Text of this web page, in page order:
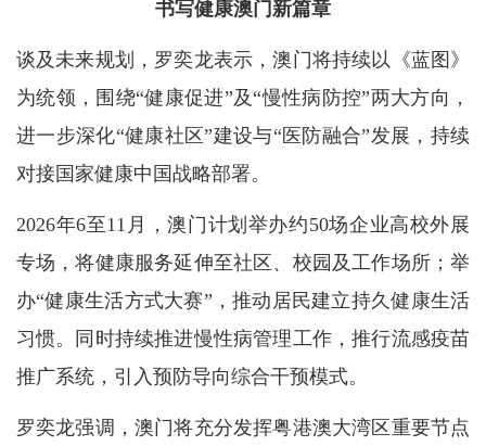
书写健康澳门新篇章
谈及未来规划，罗奕龙表示，澳门将持续以《蓝图》
为统领，围绕“健康促进”及“慢性病防控”两大方向，
进一步深化“健康社区”建设与“医防融合”发展，持续
对接国家健康中国战略部署。
2026年6至11月，澳门计划举办约50场企业高校外展
专场，将健康服务延伸至社区、校园及工作场所；举
办“健康生活方式大赛”，推动居民建立持久健康生活
习惯。同时持续推进慢性病管理工作，推行流感疫苗
推广系统，引入预防导向综合干预模式。
罗奕龙强调，澳门将充分发挥粤港澳大湾区重要节点